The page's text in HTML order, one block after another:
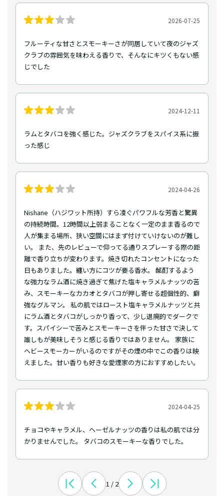
2026-07-25
フルーティな甘さとスモーキーさが同居していて夜のジャズ
クラブの雰囲気を味わえる香りで、そんなにキツくもない感
じでした
2024-12-11
ラムとタバコを強く感じた。ジャズクラブをスパイス系に振
った感じ
2024-04-26
Nishane（ハジワット所持）すら凌ぐパワフルな芳香と驚異
の持続時間。12時間以上弱まることなく一定のまま香るので
人が集まる場所、狭い空間にはまず付けていけないのが難し
い。 また、先のレビューで仰ってる通りスプレーする際の距
離で香り立ちが変わります。焼き切れたコンセントになった
日もありました。纏い方にコツが要る香水。 酩酊するよう
な強力なラム酒に焼き過ぎて焦げた塩キャラメルナッツの苦
み、スモーキーなカカオとタバコが押し寄せる超個性的、癖
強なグルマン。 私の肌ではロースト塩キャラメルナッツと共
にラム酒とタバコがしっかり香って、少し退廃的でダークで
す。スパイシーで苦みとスモーキーさを伴った甘さで決して
誰しもが美味しそうと感じる香りではありません。 家族に
ヘビースモーカーがいるのですがその煙の中でこの香りは映
えました。甘い香りも好きな愛煙家の方におすすめしたい。
2024-04-25
チョコやキャラメル、ヘーゼルナッツの香りは私の肌では分
かりませんでした。 タバコのスモーキーな香りでした。
1 / 2